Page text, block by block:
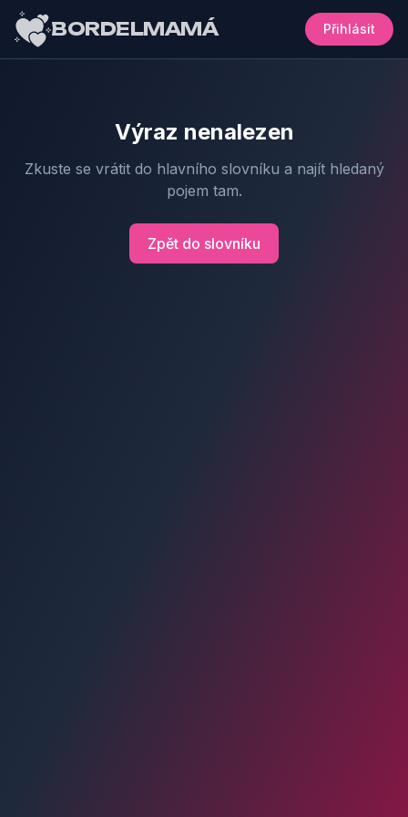
BORDELMAMÁ Přihlásit
Výraz nenalezen
Zkuste se vrátit do hlavního slovníku a najít hledaný
pojem tam.
Zpět do slovníku